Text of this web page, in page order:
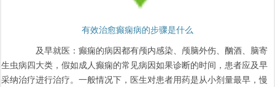
有效治愈癫痫病的步骤是什么
及早就医：癫痫的病因都有颅内感染、颅脑外伤、酗酒、脑寄
生虫病四大类，假如成人癫痫的常见病因如果诊断的时间，患者应及早
采纳治疗进行治疗。一般情况下，医生对患者用药是从小剂量最早，慢